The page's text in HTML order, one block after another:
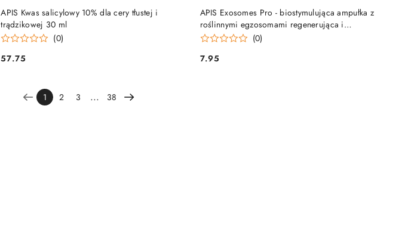
APIS Kwas salicylowy 10% dla cery tłustej i
trądzikowej 30 ml
(0)
Cena:
57.75
PRODUKT NIEDOSTĘPNY
APIS Exosomes Pro - biostymulująca ampułka z
roślinnymi egzosomami regenerująca i
ujędrniająca skórę 3 ml
(0)
Cena:
7.95
DO KOSZYKA
1 2 3 ... 38